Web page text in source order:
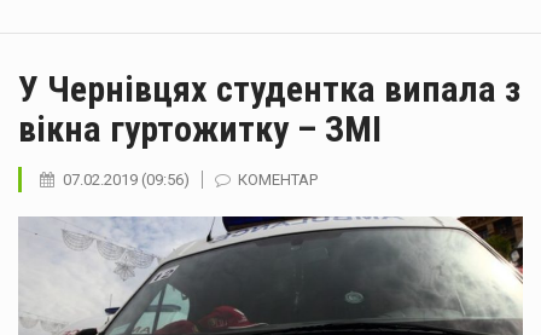
У Чернівцях студентка випала з
вікна гуртожитку – ЗМІ
07.02.2019 (09:56) КОМЕНТАР